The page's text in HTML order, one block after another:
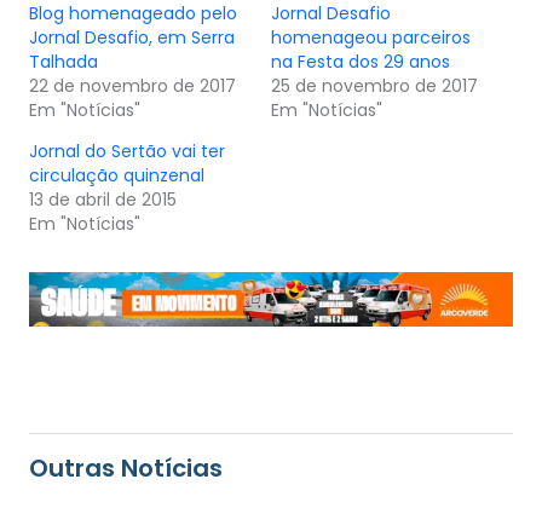
Blog homenageado pelo
Jornal Desafio, em Serra
Talhada
22 de novembro de 2017
Em "Notícias"
Jornal Desafio
homenageou parceiros
na Festa dos 29 anos
25 de novembro de 2017
Em "Notícias"
Jornal do Sertão vai ter
circulação quinzenal
13 de abril de 2015
Em "Notícias"
Outras Notícias